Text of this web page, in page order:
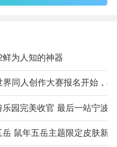
力方面表现出色，通过智
延长了手机的使用时间。
捷，即使是手机新手也能
化的省电模式选择，满足
为人知的神器
界同人创作大赛报名开始，4
园完美收官 最后一站宁波
鼠年五岳主题限定皮肤新